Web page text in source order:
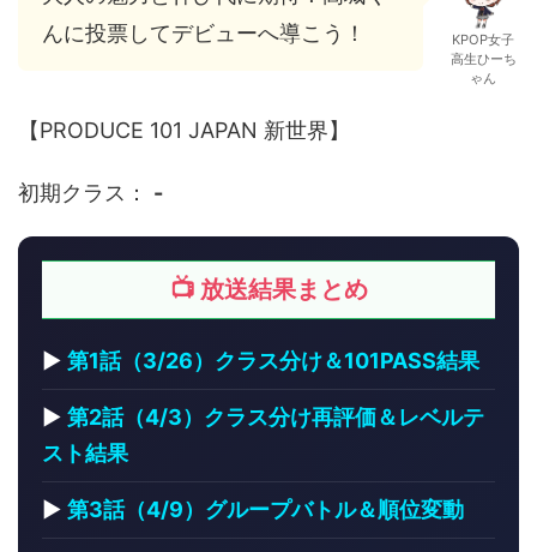
んに投票してデビューへ導こう！
KPOP女子
高生ひーち
ゃん
【PRODUCE 101 JAPAN 新世界】
初期クラス： -
📺 放送結果まとめ
▶ 第1話（3/26）クラス分け＆101PASS結果
▶ 第2話（4/3）クラス分け再評価＆レベルテ
スト結果
▶ 第3話（4/9）グループバトル＆順位変動